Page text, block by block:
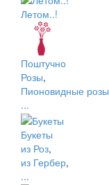
Летом..!
Поштучно
Розы,
Пионовидные розы
...
Букеты
из Роз,
из Гербер,
...